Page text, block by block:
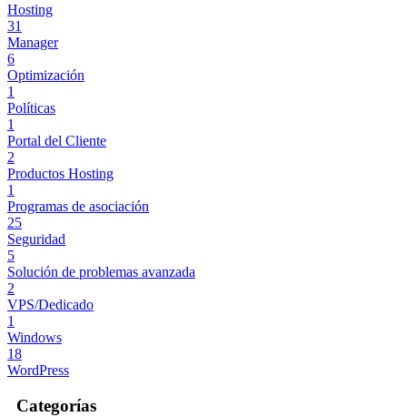
Hosting
31
Manager
6
Optimización
1
Políticas
1
Portal del Cliente
2
Productos Hosting
1
Programas de asociación
25
Seguridad
5
Solución de problemas avanzada
2
VPS/Dedicado
1
Windows
18
WordPress
Categorías